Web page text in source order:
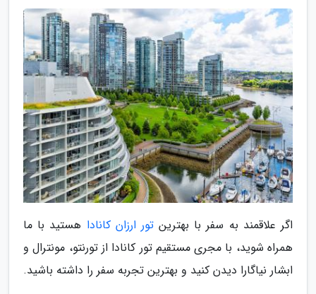
اگر علاقمند به سفر با بهترینتور ارزان کانادا هستید با ما
همراه شوید، با مجری مستقیم تور کانادا از تورنتو، مونترال و
ابشار نیاگارا دیدن کنید و بهترین تجربه سفر را داشته باشید.